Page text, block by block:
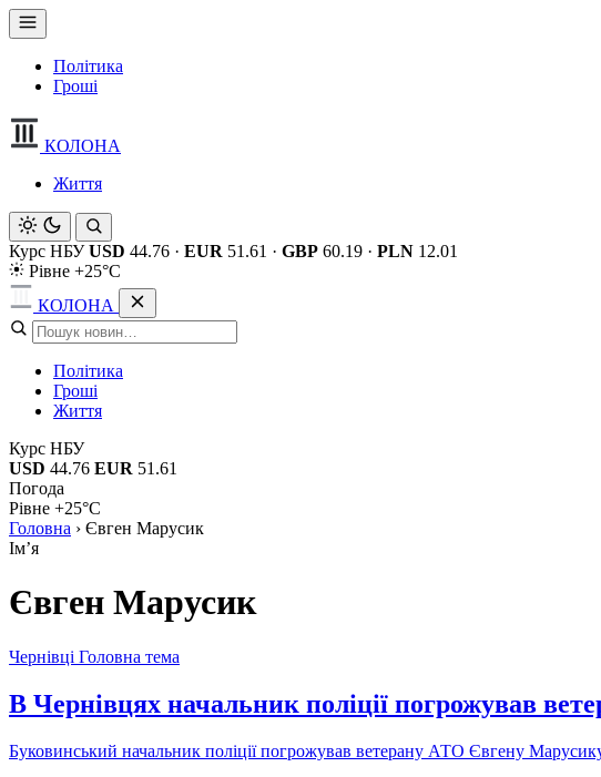
Політика
Гроші
КОЛОНА
Життя
Курс НБУ USD 44.76 · EUR 51.61 · GBP 60.19 · PLN 12.01
Рівне +25°C
КОЛОНА
Політика
Гроші
Життя
Курс НБУ
USD 44.76 EUR 51.61
Погода
Рівне +25°C
Головна › Євген Марусик
Імʼя
Євген Марусик
Чернівці Головна тема
В Чернівцях начальник поліції погрожував
Буковинський начальник поліції погрожував ветерану АТО Євгену